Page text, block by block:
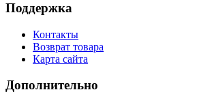
Поддержка
Контакты
Возврат товара
Карта сайта
Дополнительно